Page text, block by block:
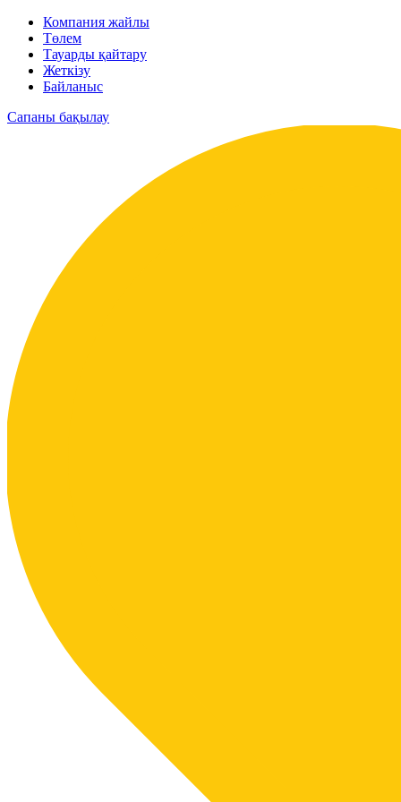
Компания жайлы
Төлем
Тауарды қайтару
Жеткізу
Байланыс
Сапаны бақылау